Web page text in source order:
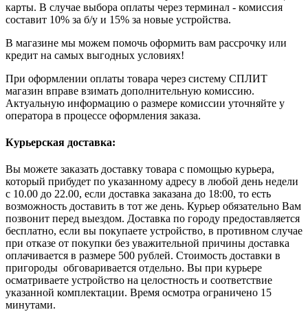
карты. В случае выбора оплаты через терминал - комиссия
составит 10% за б/у и 15% за новые устройства.
В магазине мы можем помочь оформить вам рассрочку или
кредит на самых выгодных условиях!
При оформлении оплаты товара через систему СПЛИТ
магазин вправе взимать дополнительную комиссию.
Актуальную информацию о размере комиссии уточняйте у
оператора в процессе оформления заказа.
Курьерская доставка:
Вы можете заказать доставку товара с помощью курьера,
который прибудет по указанному адресу в любой день недели
с 10.00 до 22.00, если доставка заказана до 18:00, то есть
возможность доставить в тот же день. Курьер обязательно Вам
позвонит перед выездом. Доставка по городу предоставляется
бесплатно, если вы покупаете устройство, в противном случае
при отказе от покупки без уважительной причины доставка
оплачивается в размере 500 рублей. Стоимость доставки в
пригороды обговаривается отдельно. Вы при курьере
осматриваете устройство на целостность и соответствие
указанной комплектации. Время осмотра ограничено 15
минутами.